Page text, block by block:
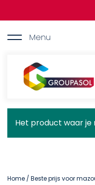
de
Menu
Groupasol
Het product waar je
Home / Beste prijs voor